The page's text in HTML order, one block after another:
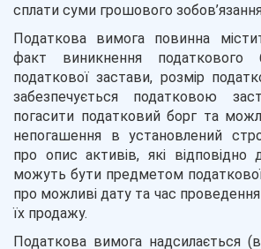
сплати суми грошового
Податкова вимога повинна
факт виникнення
податкової застави, розмір
забезпечується податковою
погасити податковий борг та
непогашення в установлений
про опис активів, які відповідно
можуть бути предметом
про можливі дату та час проведення
їх продажу.
Податкова вимога надсилається